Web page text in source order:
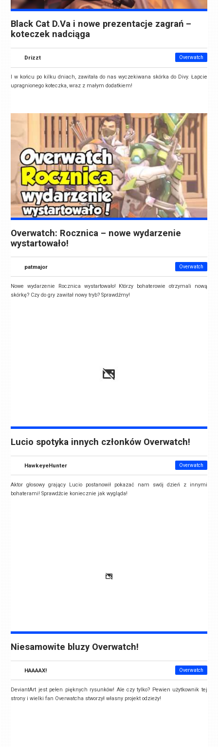
Black Cat D.Va i nowe prezentacje zagrań –
koteczek nadciąga
Drizzt Overwatch
I w końcu po kilku dniach, zawitała do nas wyczekiwana skórka do Divy. Łapcie
upragnionego koteczka, wraz z małym dodatkiem!
Overwatch: Rocznica – nowe wydarzenie
wystartowało!
patmajor Overwatch
Nowe wydarzenie Rocznica wystartowało! Którzy bohaterowie otrzymali nową
skórkę? Czy do gry zawitał nowy tryb? Sprawdźmy!
Lucio spotyka innych członków Overwatch!
HawkeyeHunter Overwatch
Aktor głosowy grający Lucio postanowił pokazać nam swój dzień z innymi
bohaterami! Sprawdźcie koniecznie jak wygląda!
Niesamowite bluzy Overwatch!
HAAAAX! Overwatch
DeviantArt jest pełen pięknych rysunków! Ale czy tylko? Pewien użytkownik tej
strony i wielki fan Overwatcha stworzył własny projekt odzieży!